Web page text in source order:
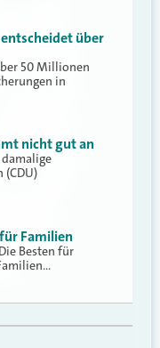
über
50 Millionen
in
nicht gut an
Familien
Besten für